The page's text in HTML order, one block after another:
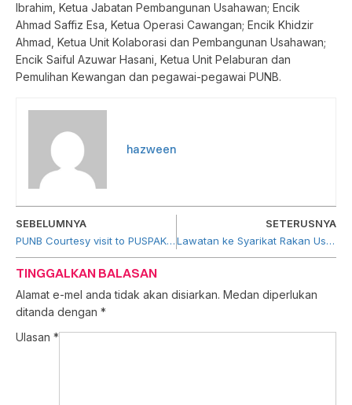
Ibrahim, Ketua Jabatan Pembangunan Usahawan; Encik
Ahmad Saffiz Esa, Ketua Operasi Cawangan; Encik Khidzir
Ahmad, Ketua Unit Kolaborasi dan Pembangunan Usahawan;
Encik Saiful Azuwar Hasani, Ketua Unit Pelaburan dan
Pemulihan Kewangan dan pegawai-pegawai PUNB.
hazween
SEBELUMNYA
PUNB Courtesy visit to PUSPAKOM
SETERUSNYA
Lawatan ke Syarikat Rakan Usahawan PUNB, Glamping Park Travel & Tour Sdn Bhd
TINGGALKAN BALASAN
Alamat e-mel anda tidak akan disiarkan. Medan diperlukan
ditanda dengan *
Ulasan *